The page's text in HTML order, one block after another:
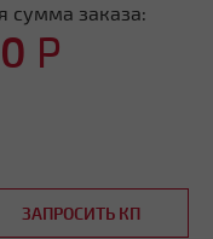
сумма заказа:
Р
ЗАПРОСИТЬ КП